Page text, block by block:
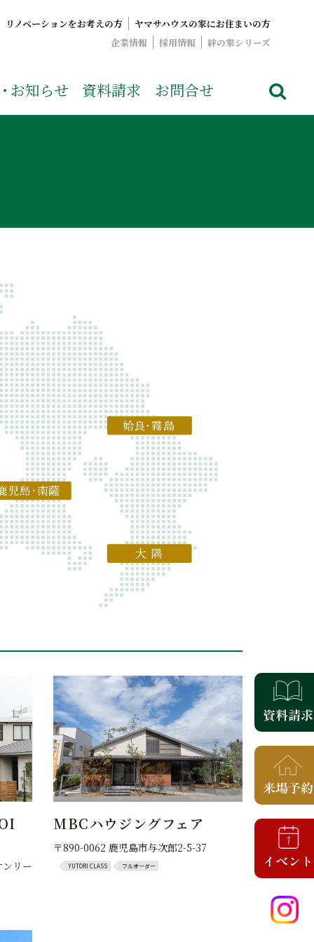
リノベーションをお考えの方
ヤマサハウスの家にお住まいの方
企業情報
採用情報 絆の家シリーズ
お知らせ 資料請求 お問合せ
リー
MBCハウジングフェア
〒890-0062 鹿児島市与次郎2-5-37
YUTORI CLASS フルオーダー